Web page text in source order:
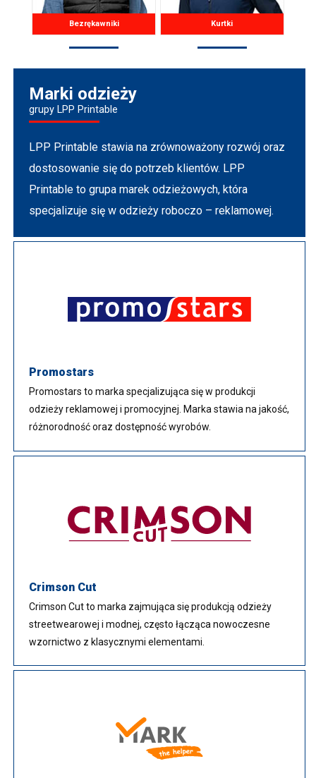
Bezrękawniki Kurtki
Marki odzieży
grupy LPP Printable
LPP Printable stawia na zrównoważony rozwój oraz
dostosowanie się do potrzeb klientów. LPP
Printable to grupa marek odzieżowych, która
specjalizuje się w odzieży roboczo – reklamowej.
Promostars
Promostars to marka specjalizująca się w produkcji
odzieży reklamowej i promocyjnej. Marka stawia na jakość,
różnorodność oraz dostępność wyrobów.
Crimson Cut
Crimson Cut to marka zajmująca się produkcją odzieży
streetwearowej i modnej, często łącząca nowoczesne
wzornictwo z klasycznymi elementami.